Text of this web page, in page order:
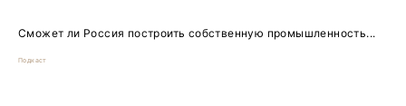
Сможет ли Россия построить собственную промышленность...
Подкаст